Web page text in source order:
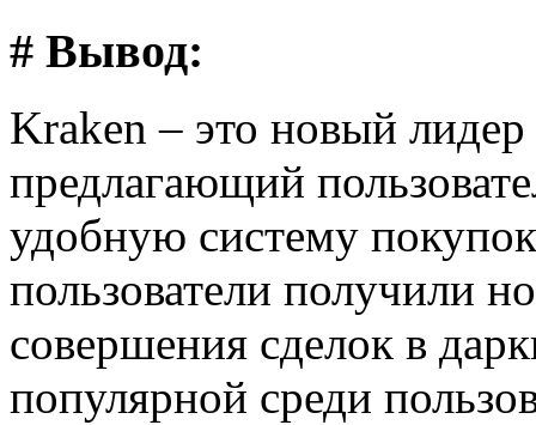
# Вывод:
Kraken – это новый
предлагающий
удобную систему
пользователи получили
совершения сделок в
популярной среди